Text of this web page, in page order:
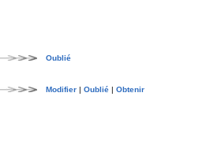
Oublié
Modifier | Oublié | Obtenir